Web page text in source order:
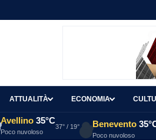
ATTUALITÀ ECONOMIA
Avellino 35°C
Poco nuvoloso
37° / 19° Benevento
Poco nuvoloso